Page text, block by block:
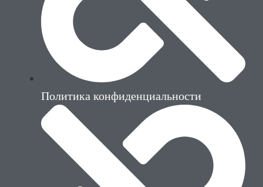
Политика конфиденциальности